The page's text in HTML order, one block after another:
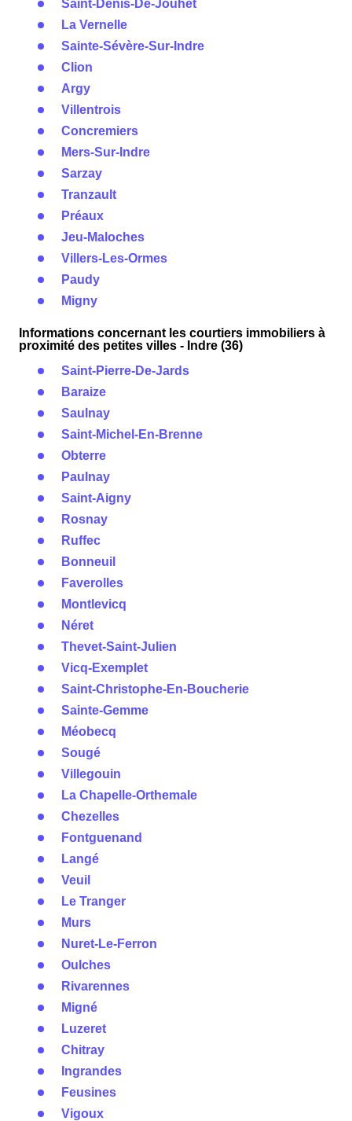
Saint-Denis-De-Jouhet
La Vernelle
Sainte-Sévère-Sur-Indre
Clion
Argy
Villentrois
Concremiers
Mers-Sur-Indre
Sarzay
Tranzault
Préaux
Jeu-Maloches
Villers-Les-Ormes
Paudy
Migny
Informations concernant les courtiers immobiliers à
proximité des petites villes - Indre (36)
Saint-Pierre-De-Jards
Baraize
Saulnay
Saint-Michel-En-Brenne
Obterre
Paulnay
Saint-Aigny
Rosnay
Ruffec
Bonneuil
Faverolles
Montlevicq
Néret
Thevet-Saint-Julien
Vicq-Exemplet
Saint-Christophe-En-Boucherie
Sainte-Gemme
Méobecq
Sougé
Villegouin
La Chapelle-Orthemale
Chezelles
Fontguenand
Langé
Veuil
Le Tranger
Murs
Nuret-Le-Ferron
Oulches
Rivarennes
Migné
Luzeret
Chitray
Ingrandes
Feusines
Vigoux